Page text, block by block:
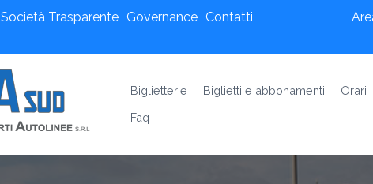
Società Trasparente Governance Contatti
Biglietterie Biglietti e abbonamenti Orari
Faq